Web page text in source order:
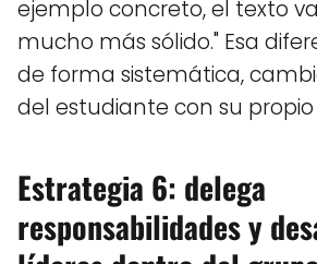
ejemplo concreto, el texto
mucho más sólido." Esa
de forma sistemática,
del estudiante con su
Estrategia 6: delega
responsabilidades y